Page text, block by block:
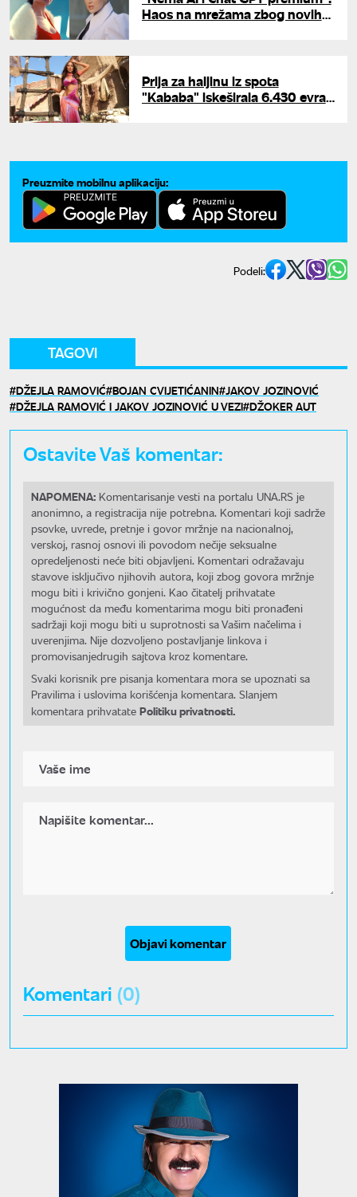
Haos na mrežama zbog novih
Prija za haljinu iz spota
"Kababa" iskeširala 6.430 evra:
Preuzmite mobilnu aplikaciju:
Podeli:
TAGOVI
DŽEJLA RAMOVIĆ BOJAN CVIJETIĆANIN JAKOV JOZINOVIĆ
DŽEJLA RAMOVIĆ I JAKOV JOZINOVIĆ U VEZI DŽOKER AUT
Ostavite Vaš komentar:
NAPOMENA: Komentarisanje vesti na portalu UNA.RS je
anonimno, a registracija nije potrebna. Komentari koji sadrže
psovke, uvrede, pretnje i govor mržnje na nacionalnoj,
verskoj, rasnoj osnovi ili povodom nečije seksualne
opredeljenosti neće biti objavljeni. Komentari odražavaju
stavove isključivo njihovih autora, koji zbog govora mržnje
mogu biti i krivično gonjeni. Kao čitatelj prihvatate
mogućnost da među komentarima mogu biti pronađeni
sadržaji koji mogu biti u suprotnosti sa Vašim načelima i
uverenjima. Nije dozvoljeno postavljanje linkova i
promovisanjedrugih sajtova kroz komentare.
Svaki korisnik pre pisanja komentara mora se upoznati sa
Pravilima i uslovima korišćenja komentara. Slanjem
komentara prihvatate Politiku privatnosti.
Objavi komentar
Komentari (0)